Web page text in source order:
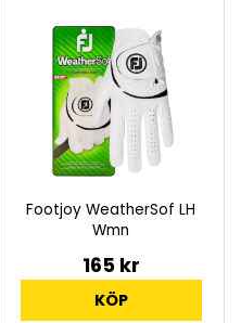
Footjoy WeatherSof LH
Wmn
165 kr
KÖP